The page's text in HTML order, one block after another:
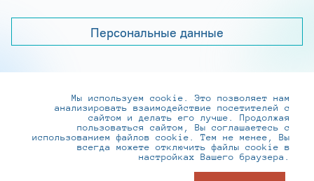
Персональные данные
+7 (495) 737-6192, 8-800-250-0-260
practice@infotecs.ru,hr@infotecs.ru
127273, г. Москва, Отрадная ул., 2Б строение 1
Мы используем cookie. Это позволяет нам
анализировать взаимодействие посетителей с
сайтом и делать его лучше. Продолжая
пользоваться сайтом, Вы соглашаетесь с
использованием файлов cookie. Тем не менее, Вы
всегда можете отключить файлы cookie в
настройках Вашего браузера.